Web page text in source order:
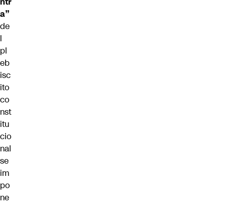
a”
de
l
pl
eb
isc
ito
co
nst
itu
cio
nal
se
im
po
ne